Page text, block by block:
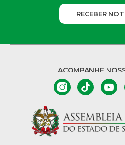
RECEBER
ACOMPANHE